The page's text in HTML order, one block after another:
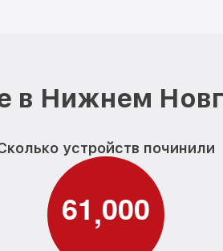
в Нижнем
устройств починили
61,000